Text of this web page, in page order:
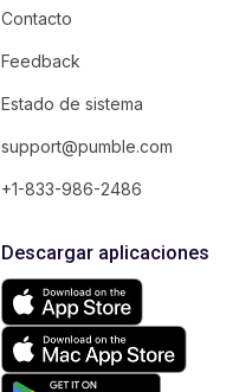
Contacto
Feedback
Estado de sistema
support@pumble.com
+1-833-986-2486
Descargar aplicaciones